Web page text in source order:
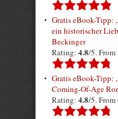
Gratis eBook-Tipp:
ein historischer
Beckinger
Rating: 4.8/5. From
Gratis eBook-Tipp:
Coming-Of-Age
Rating: 4.8/5. From